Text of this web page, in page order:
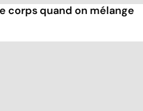
corps quand on mélange